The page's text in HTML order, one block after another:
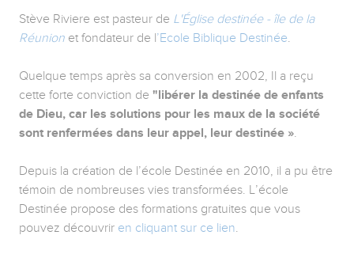
Stève Riviere est pasteur de L'Église destinée - île de la
Réunion et fondateur de l’Ecole Biblique Destinée.
Quelque temps après sa conversion en 2002, Il a reçu
cette forte conviction de "libérer la destinée de enfants
de Dieu, car les solutions pour les maux de la société
sont renfermées dans leur appel, leur destinée ».
Depuis la création de l’école Destinée en 2010, il a pu être
témoin de nombreuses vies transformées. L’école
Destinée propose des formations gratuites que vous
pouvez découvrir en cliquant sur ce lien.